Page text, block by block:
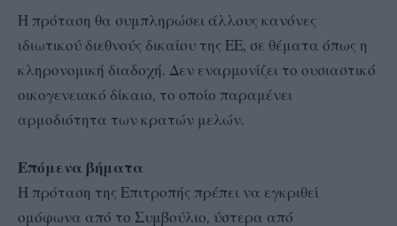
Η πρόταση θα συμπληρώσει άλλους κανόνες
ιδιωτικού διεθνούς δικαίου της ΕΕ, σε θέματα όπως η
κληρονομική διαδοχή. Δεν εναρμονίζει το ουσιαστικό
οικογενειακό δίκαιο, το οποίο παραμένει
αρμοδιότητα των κρατών μελών.
Επόμενα βήματα
Η πρόταση της Επιτροπής πρέπει να εγκριθεί
ομόφωνα από το Συμβούλιο, ύστερα από